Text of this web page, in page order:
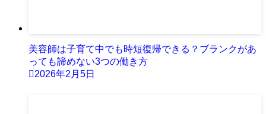
美容師は子育て中でも時短復帰できる？ブランクがあ
っても諦めない3つの働き方
2026年2月5日